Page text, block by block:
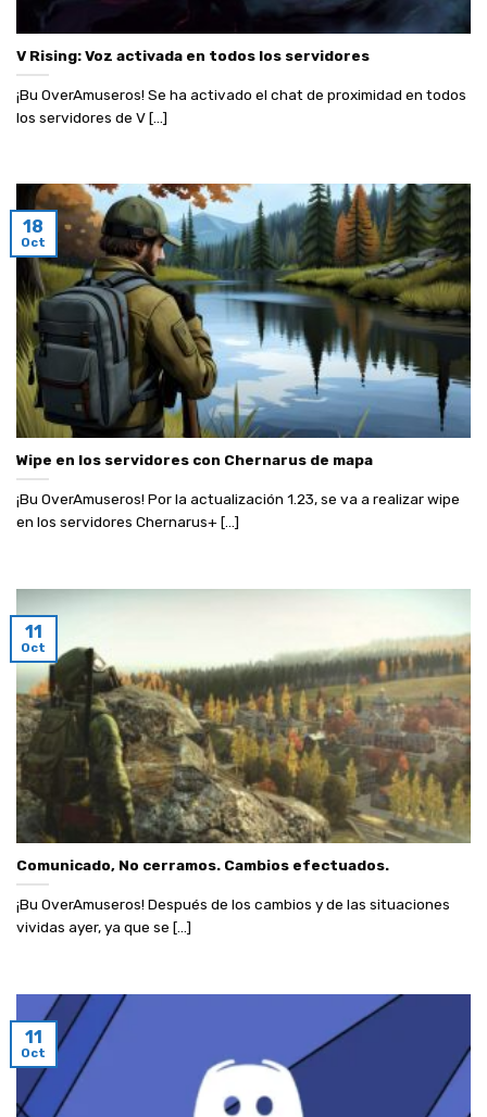
V Rising: Voz activada en todos los servidores
¡Bu OverAmuseros! Se ha activado el chat de proximidad en todos
los servidores de V [...]
Wipe en los servidores con Chernarus de mapa
¡Bu OverAmuseros! Por la actualización 1.23, se va a realizar wipe
en los servidores Chernarus+ [...]
18
Oct
Comunicado, No cerramos. Cambios efectuados.
¡Bu OverAmuseros! Después de los cambios y de las situaciones
vividas ayer, ya que se [...]
11
Oct
11
Oct